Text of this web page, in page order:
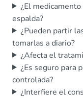
¿El
espalda?
¿Pueden partir
tomarlas a diario?
¿Afecta el
¿Es seguro para
controlada?
¿Interfiere el